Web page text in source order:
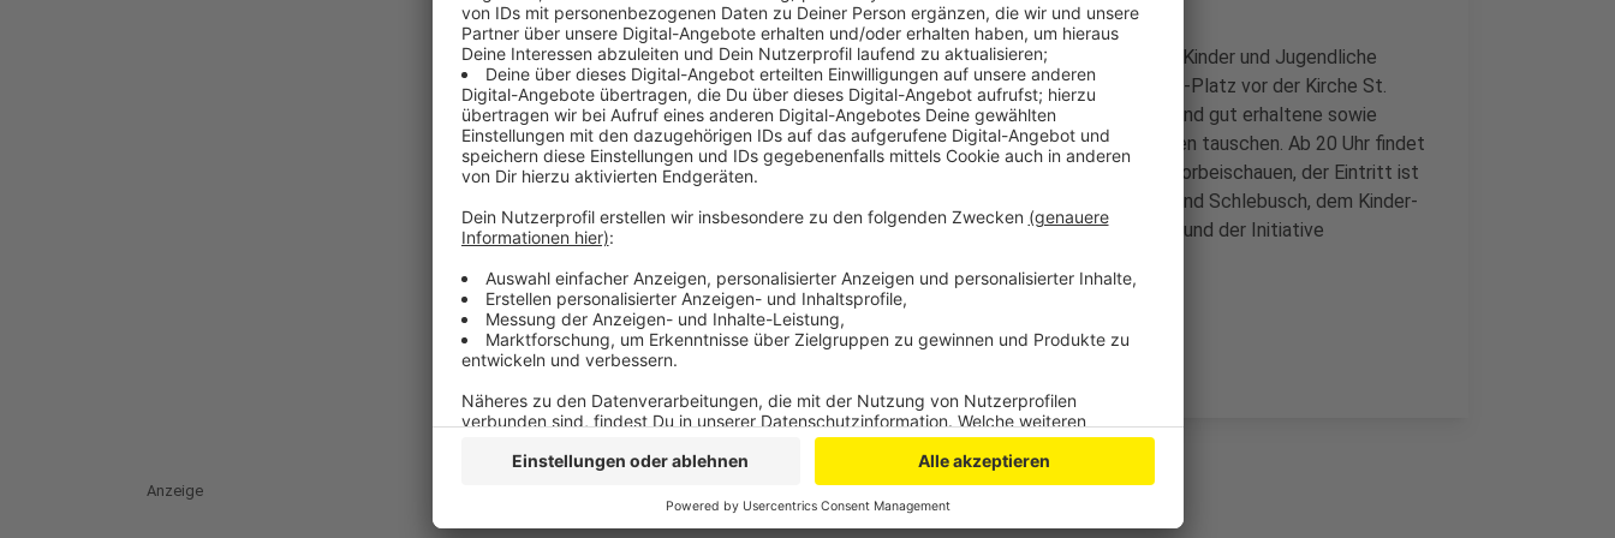
Im Aktionsklettergarten an der Alkenrather Straße können ältere Kinder und Jugendliche
klettern und an einem Batik-Workshop teilnehmen. Am Graf-Galen-Platz vor der Kirche St.
Johannes der Täufer kann man gerettete Lebensmittel abholen und gut erhaltene sowie
gewaschene Anziehsachen gegen andere Second-Hand-Klamotten tauschen. Ab 20 Uhr findet
außerdem ein Open-Air-Kino statt. Interessierte können einfach vorbeischauen, der Eintritt ist
kostenlos. Organisiert wird das Event von der Evangelischen Jugend Schlebusch, dem Kinder-
und Jugendtreff „Treff L.A.“, dem Diakonischen Werk Leverkusen und der Initiative
Anzeige
Anzeige